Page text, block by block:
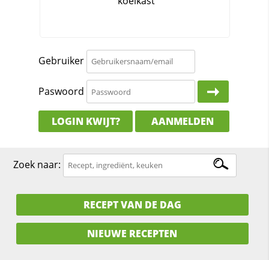
Gebruiker
Paswoord
LOGIN KWIJT? AANMELDEN
Zoek naar:
RECEPT VAN DE DAG
NIEUWE RECEPTEN